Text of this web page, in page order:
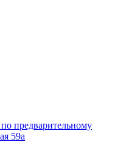
предварительному
59а